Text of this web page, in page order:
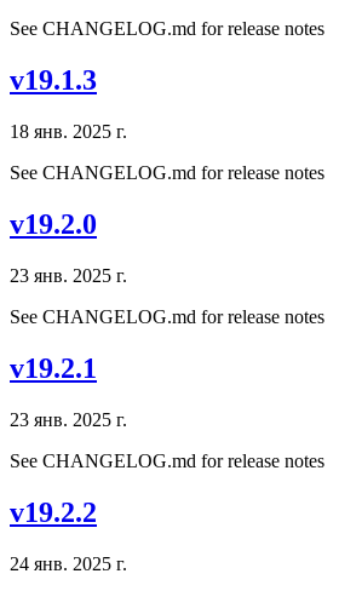
See CHANGELOG.md for release notes
v19.1.3
18 янв. 2025 г.
See CHANGELOG.md for release notes
v19.2.0
23 янв. 2025 г.
See CHANGELOG.md for release notes
v19.2.1
23 янв. 2025 г.
See CHANGELOG.md for release notes
v19.2.2
24 янв. 2025 г.